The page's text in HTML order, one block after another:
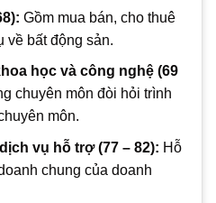
Gồm mua bán, cho thuê
về bất động sản.
học và công nghệ (69
chuyên môn đòi hỏi trình
môn.
vụ hỗ trợ (77 – 82): Hỗ
chung của doanh